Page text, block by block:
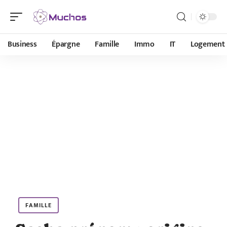
Business Épargne Famille Immo IT Logement
FAMILLE